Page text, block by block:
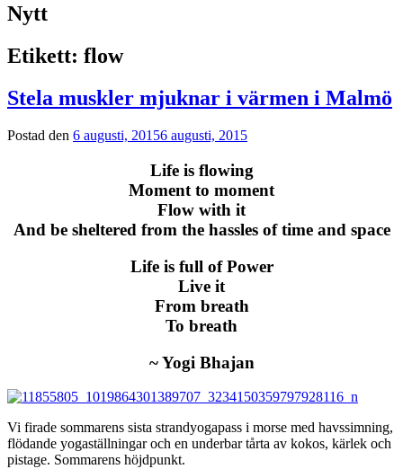
Nytt
Etikett: flow
Stela muskler mjuknar i värmen i Malmö
Postad den 6 augusti, 20156 augusti, 2015
Life is flowing
Moment to moment
Flow with it
And be sheltered from the hassles of time and space
Life is full of Power
Live it
From breath
To breath
~ Yogi Bhajan
Vi firade sommarens sista strandyogapass i morse med havssimning,
flödande yogaställningar och en underbar tårta av kokos, kärlek och
pistage. Sommarens höjdpunkt.